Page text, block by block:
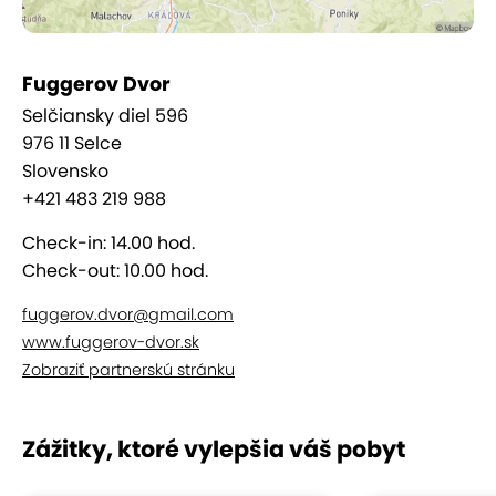
Reštaurácia Fuggerov dvor spája tradičné
slovenské jedlá s fantáziou šéfkuchárov: ak chcete
zažiť výnimočný gastro zážitok, určite vyskúšajte
víkendové špeciality, ktoré nájdete v á la carte.
V modernom wellness centre môžete vyskúšať
druhov sáun,bazén,vírivku
To všetkos krásnym výhľadom na Nízke Tatry.
Fuggerov Dvor
Selčiansky diel 596
976 11 Selce
Slovensko
+421 483 219 988
Check-in: 14.00 hod.
Check-out: 10.00 hod.
fuggerov.dvor@gmail.com
www.fuggerov-dvor.sk
Zobraziť partnerskú stránku
Zážitky, ktoré vylepšia váš pobyt